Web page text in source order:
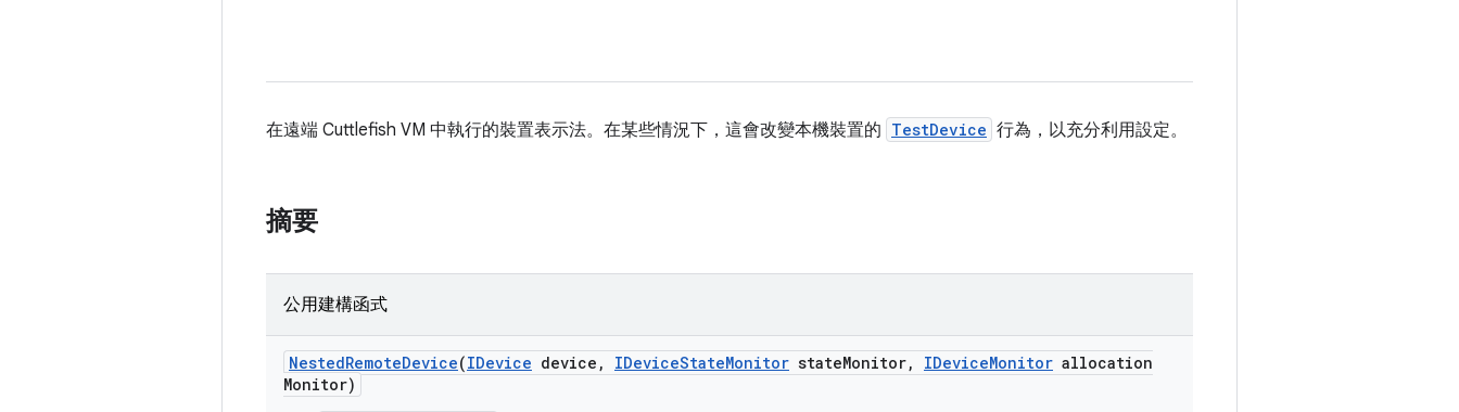
在遠端 Cuttlefish VM 中執行的裝置表示法。在某些情況下，這會改變本機裝置的 TestDevice 行為，以充分利用設定。
摘要
公用建構函式
NestedRemoteDevice(IDevice device , IDeviceStateMonitor stateMonitor, IDeviceMonitor allocation
Monitor)